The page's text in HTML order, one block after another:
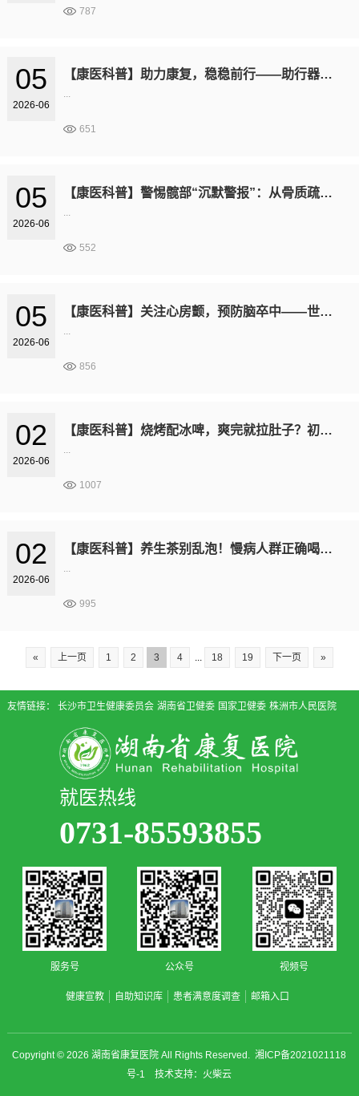
787
05
2026-06
【康医科普】助力康复，稳稳前行——助行器的使用
...
651
05
2026-06
【康医科普】警惕髋部“沉默警报”：从骨质疏松到股骨头坏死，如何守护你的骨骼？
...
552
05
2026-06
【康医科普】关注心房颤，预防脑卒中——世界房颤日健康科普
...
856
02
2026-06
【康医科普】烧烤配冰啤，爽完就拉肚子？初夏护胃宝典来了！
...
1007
02
2026-06
【康医科普】养生茶别乱泡！慢病人群正确喝茶指南
...
995
« 上一页 1 2 3 4 ... 18 19 下一页 »
友情链接： 长沙市卫生健康委员会 湖南省卫健委 国家卫健委 株洲市人民医院
就医热线
0731-85593855
服务号 公众号 视频号
健康宣教 自助知识库 患者满意度调查 邮箱入口
Copyright © 2026湖南省康复医院 All Rights Reserved.湘ICP备2021021118
号-1
技术支持： 火柴云